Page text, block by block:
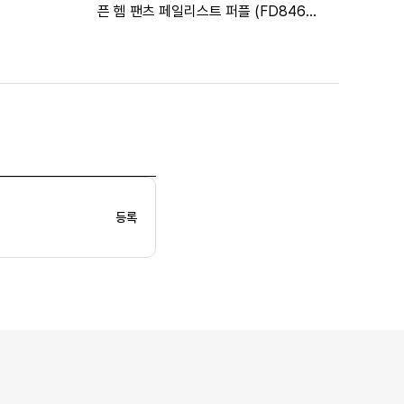
픈 헴 팬츠 페일리스트 퍼플 (FD8460-
등록